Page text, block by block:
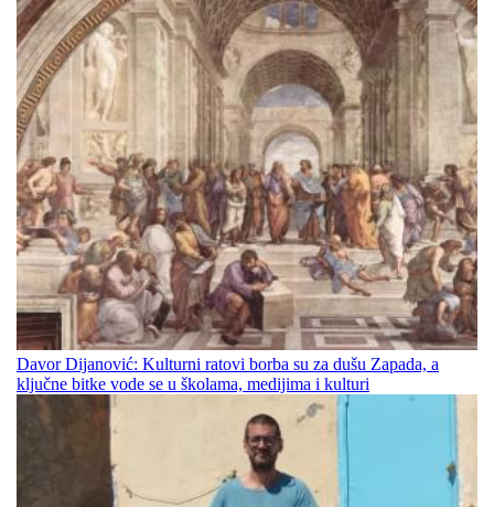
Davor Dijanović: Kulturni ratovi borba su za dušu Zapada, a
ključne bitke vode se u školama, medijima i kulturi